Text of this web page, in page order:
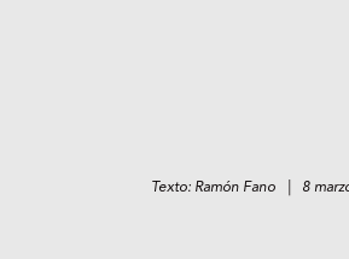
Texto: Ramón Fano | 8